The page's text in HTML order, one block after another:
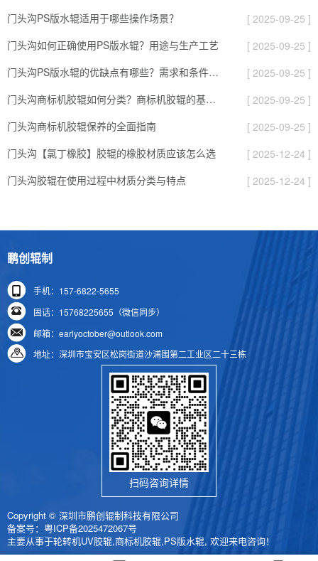
门头沟PS版水辊适用于哪些操作场景？
[ 2025-09-25 ]
门头沟如何正确使用PS版水辊？用途与生产工艺
[ 2025-09-25 ]
门头沟PS版水辊的优缺点有哪些？需求和条件进行选择
[ 2025-09-25 ]
门头沟商标机胶辊如何分类？商标机胶辊的基本知识
[ 2025-09-25 ]
门头沟商标机胶辊保养的全面指南
[ 2025-09-25 ]
门头沟【氯丁橡胶】胶辊的橡胶材质应该怎么选
[ 2025-12-24 ]
门头沟胶辊在使用过程中材质分类与特点
[ 2025-12-24 ]
鹏创辊制
手机：157-6822-5655
固话：15768225655（微信同步）
邮箱：earlyoctober@outlook.com
地址：深圳市宝安区松岗街道沙浦围第二工业区二十三栋
扫码咨询详情
Copyright © 深圳市鹏创辊制科技有限公司
备案号： 粤ICP备2025472067号
主要从事于轮转机UV胶辊,商标机胶辊,PS版水辊, 欢迎来电咨询！